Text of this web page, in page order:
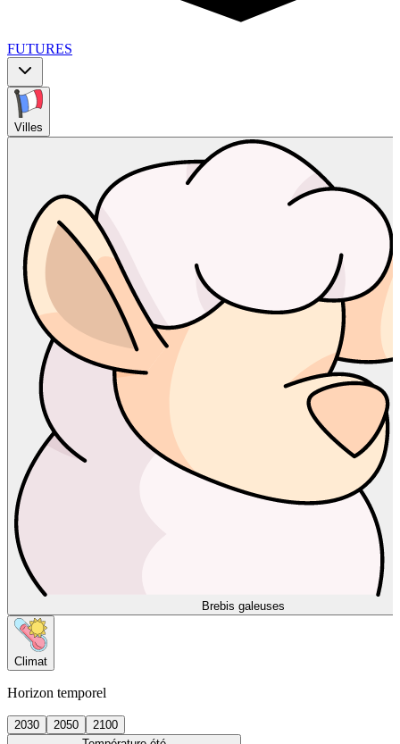
FUTURES
Villes
Brebis galeuses
Climat
Horizon temporel
2030 2050
2100